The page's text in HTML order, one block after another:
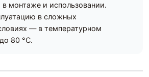
монтаже и использовании.
в сложных
— в температурном
80 °С.